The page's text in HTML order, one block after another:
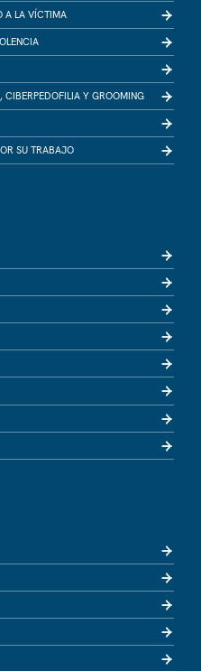
A LA VÍCTIMA
CIBERPEDOFILIA Y GROOMING
SU TRABAJO